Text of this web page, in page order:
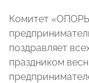
Комитет
поздравляет
праздником